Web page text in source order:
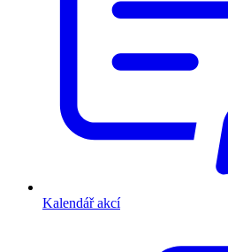
Kalendář akcí